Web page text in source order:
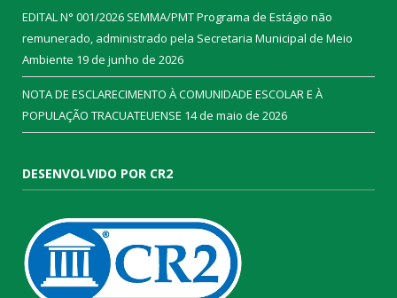
EDITAL N° 001/2026 SEMMA/PMT Programa de Estágio não
remunerado, administrado pela Secretaria Municipal de Meio
Ambiente 19 de junho de 2026
NOTA DE ESCLARECIMENTO À COMUNIDADE ESCOLAR E À
POPULAÇÃO TRACUATEUENSE 14 de maio de 2026
DESENVOLVIDO POR CR2